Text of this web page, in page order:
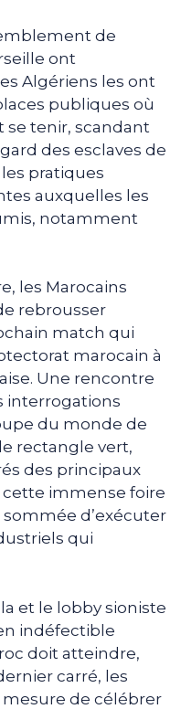
de
ont
Algériens les ont
publiques où
se tenir, scandant
des esclaves de
pratiques
auxquelles les
notamment
les Marocains
rebrousser
match qui
marocain à
Une rencontre
interrogations
du monde de
rectangle vert,
des principaux
immense foire
d’exécuter
qui
et le lobby sioniste
indéfectible
doit atteindre,
carré, les
mesure de célébrer